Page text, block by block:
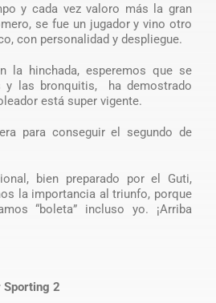
y cada vez valoro más la gran
se fue un jugador y vino otro
con personalidad y despliegue.
la hinchada, esperemos que se
y las bronquitis, ha demostrado
está super vigente.
para conseguir el segundo de
bien preparado por el Guti,
la importancia al triunfo, porque
“boleta” incluso yo. ¡Arriba
Sporting 2